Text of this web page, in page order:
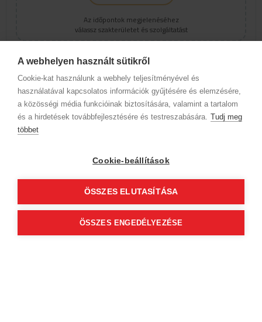
A webhelyen használt sütikről
Cookie-kat használunk a webhely teljesítményével és
használatával kapcsolatos információk gyűjtésére és elemzésére,
a közösségi média funkcióinak biztosítására, valamint a tartalom
és a hirdetések továbbfejlesztésére és testreszabására. Tudj meg
többet
Cookie-beállítások
ÖSSZES ELUTASÍTÁSA
ÖSSZES ENGEDÉLYEZÉSE
Az időpontok megjelenéséhez
válassz szakterületet és szolgáltatást
Szolgáltatások
Az időpontok megjelenéséhez
válassz szakterületet és szolgáltatást
Gyurika Balogh
4.74
(149)
HEDGE HAIR HOUSE